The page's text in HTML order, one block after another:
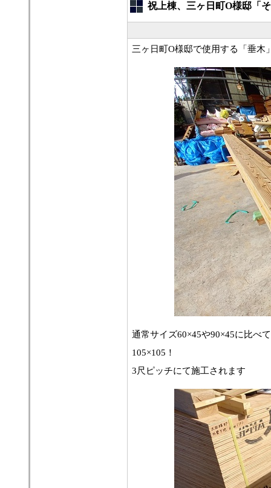
祝上棟、三ヶ日町O様邸「
三ヶ日町O様邸で使用する「垂木
通常サイズ60×45や90×45に比べ
105×105！
3尺ピッチにて施工されます